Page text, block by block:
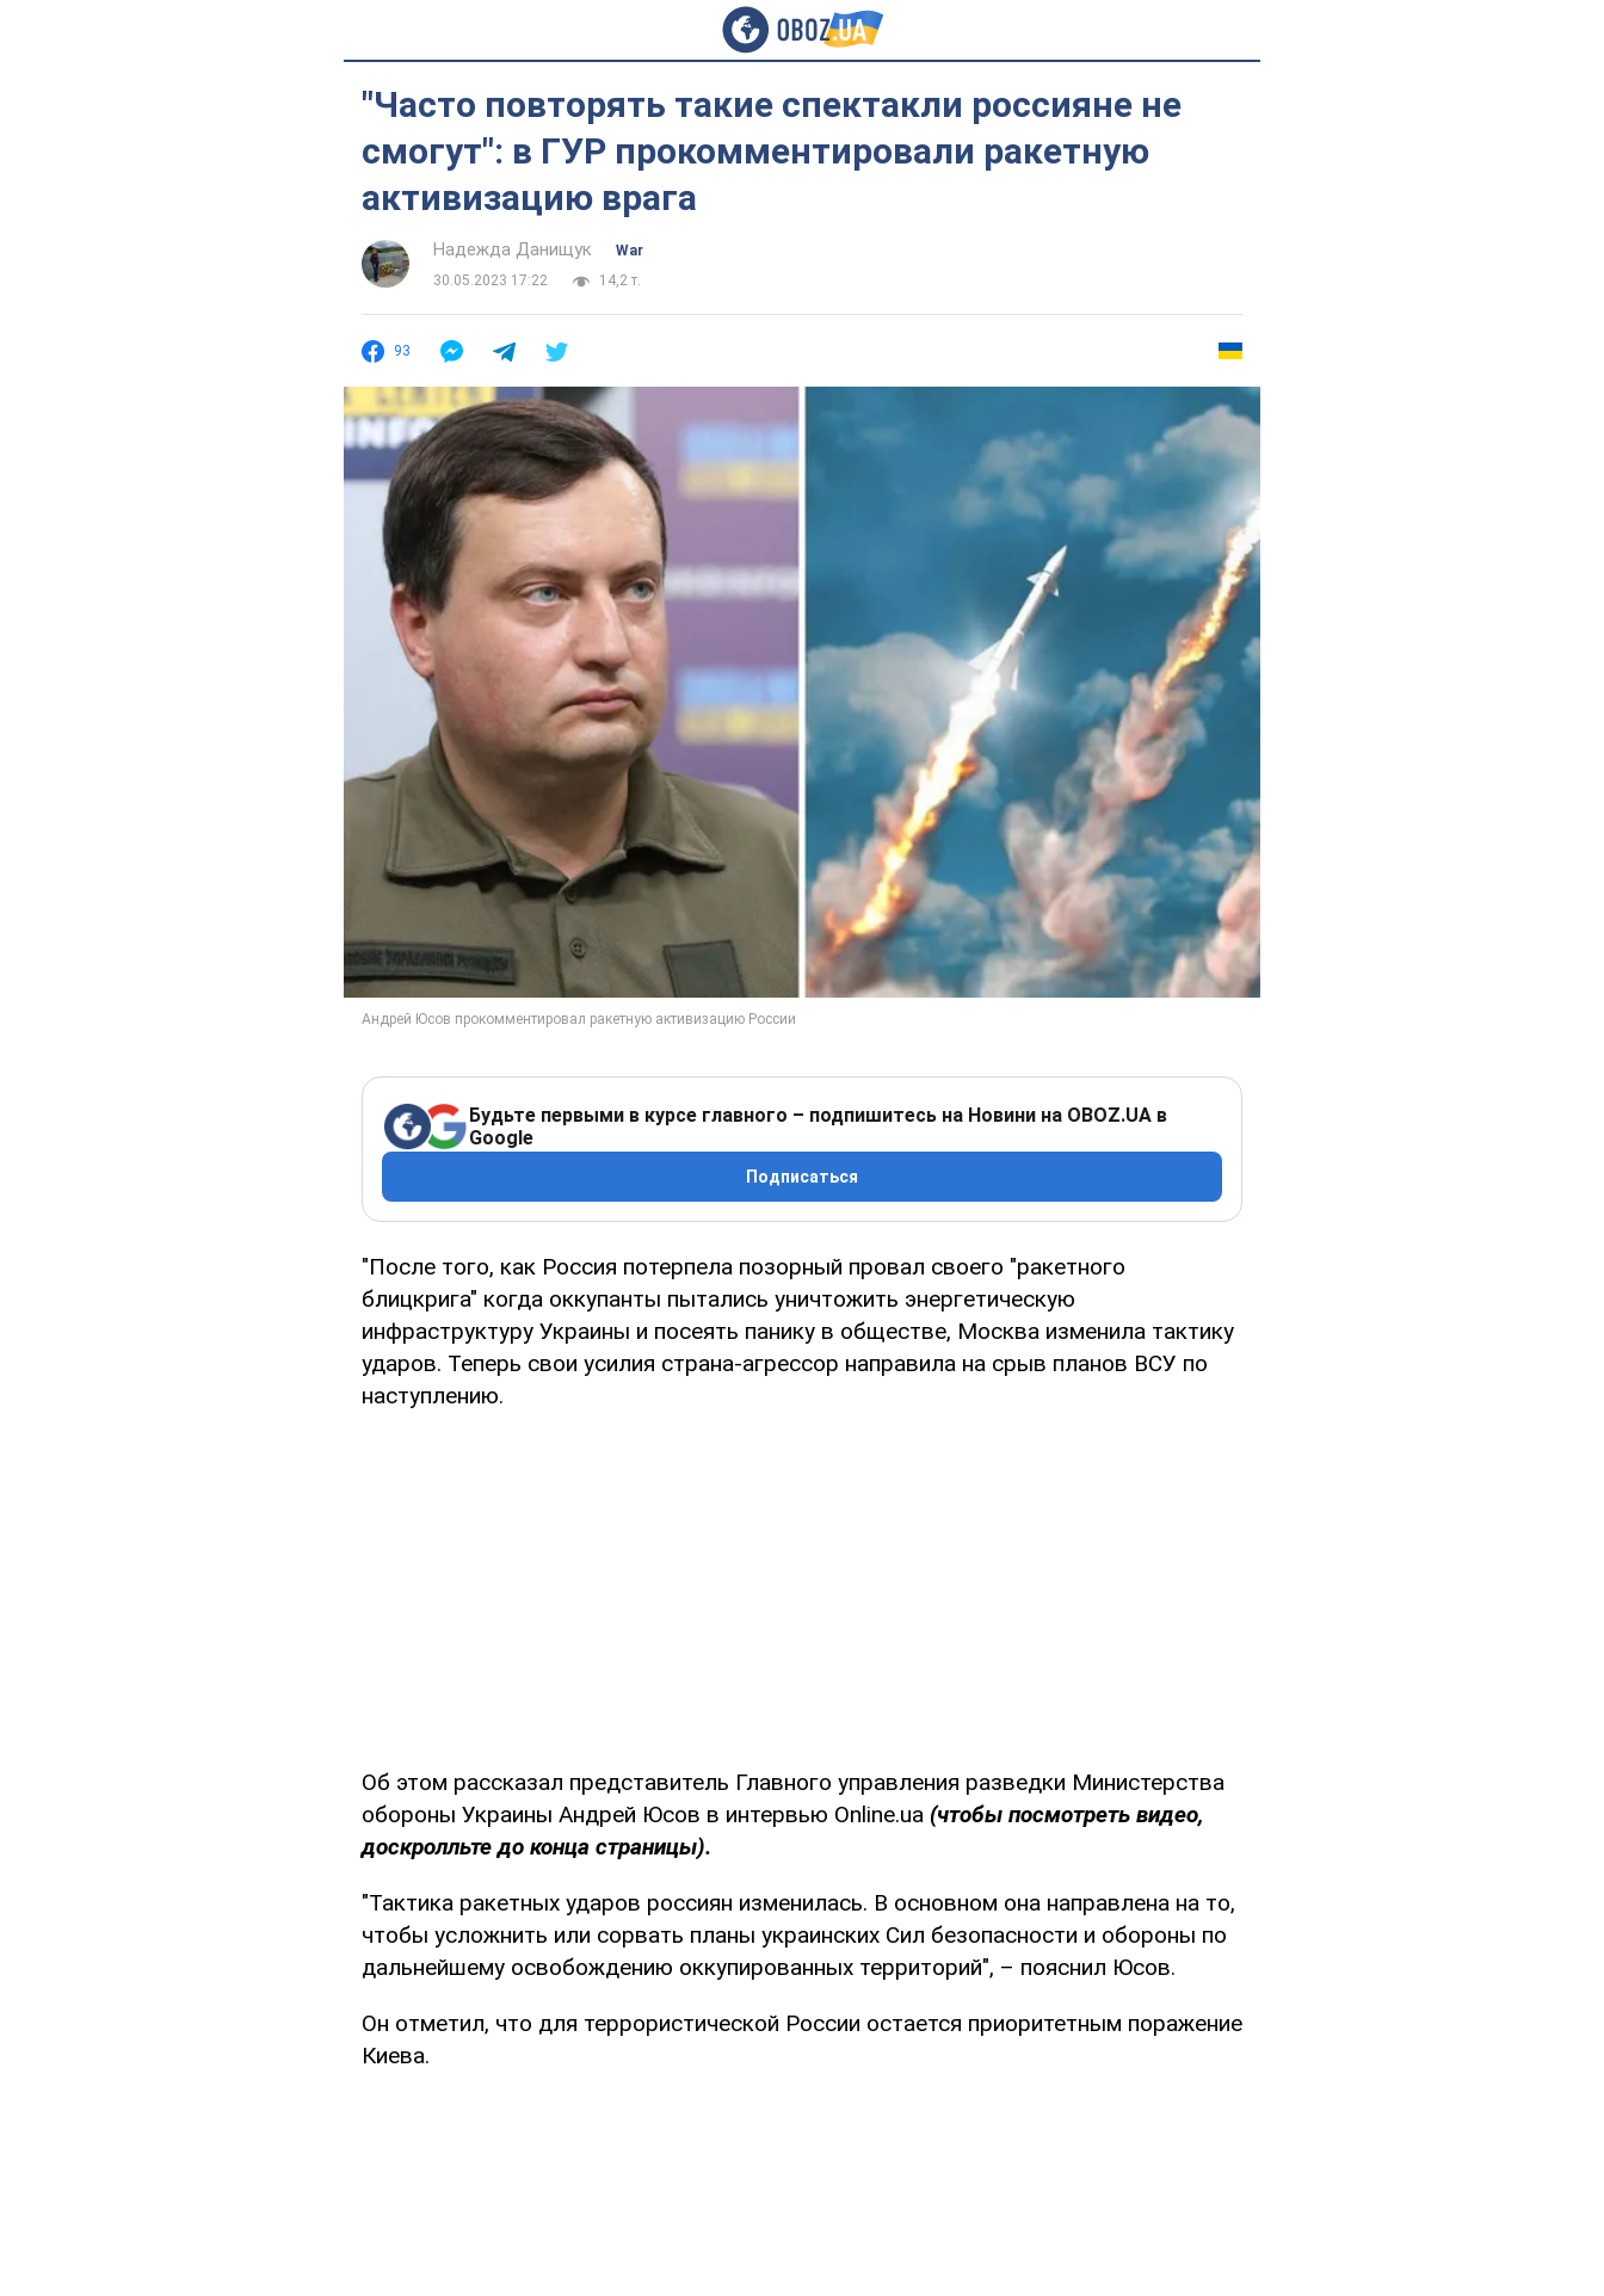
"Часто повторять такие спектакли россияне не
смогут": в ГУР прокомментировали ракетную
активизацию врага
Надежда Данищук
War
30.05.2023 17:22
14,2 т.
93
Будьте первыми в курсе главного – подпишитесь на Новини на OBOZ.UA в
Google
Подписаться
"После того, как Россия потерпела позорный провал своего "ракетного
блицкрига" когда оккупанты пытались уничтожить энергетическую
инфраструктуру Украины и посеять панику в обществе, Москва изменила тактику
ударов. Теперь свои усилия страна-агрессор направила на срыв планов ВСУ по
наступлению.
Об этом рассказал представитель Главного управления разведки Министерства
обороны Украины Андрей Юсов в интервью Online.ua (чтобы посмотреть видео,
доскролльте до конца страницы).
"Тактика ракетных ударов россиян изменилась. В основном она направлена на то,
чтобы усложнить или сорвать планы украинских Сил безопасности и обороны по
дальнейшему освобождению оккупированных территорий", – пояснил Юсов.
Он отметил, что для террористической России остается приоритетным поражение
Киева.